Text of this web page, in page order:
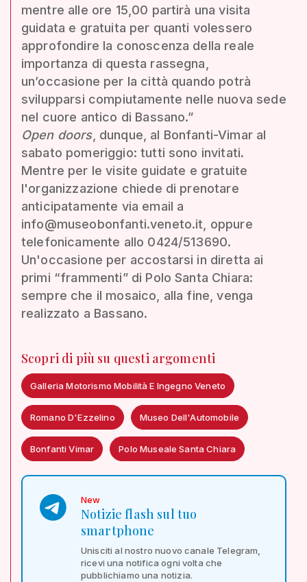
mentre alle ore 15,00 partirà una visita
guidata e gratuita per quanti volessero
approfondire la conoscenza della reale
importanza di questa rassegna,
un’occasione per la città quando potrà
svilupparsi compiutamente nelle nuova sede
nel cuore antico di Bassano.”
Open doors, dunque, al Bonfanti-Vimar al
sabato pomeriggio: tutti sono invitati.
Mentre per le visite guidate e gratuite
l'organizzazione chiede di prenotare
anticipatamente via email a
info@museobonfanti.veneto.it, oppure
telefonicamente allo 0424/513690.
Un'occasione per accostarsi in diretta ai
primi “frammenti” di Polo Santa Chiara:
sempre che il mosaico, alla fine, venga
realizzato a Bassano.
Scopri di più su questi argomenti
Galleria Motorismo Mobilità E Ingegno Veneto
Romano D'Ezzelino Museo Dell'Automobile
Bonfanti Vimar Polo Museale Santa Chiara
New
Notizie flash sul tuo
smartphone
Unisciti al nostro nuovo canale Telegram,
ricevi una notifica ogni volta che
pubblichiamo una notizia.